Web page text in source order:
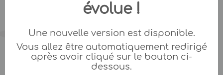
évolue !
Une nouvelle version est disponible.
Vous allez être automatiquement redirigé
après avoir cliqué sur le bouton ci-
dessous.